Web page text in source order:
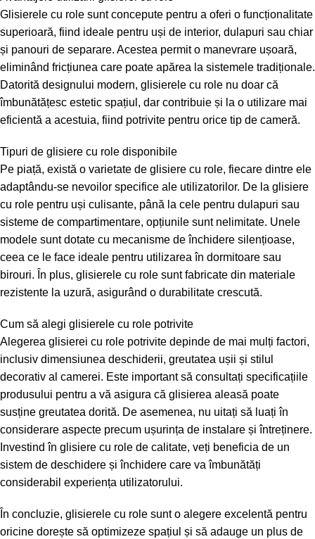
Glisierele cu role sunt concepute pentru a oferi o funcționalitate
superioară, fiind ideale pentru uși de interior, dulapuri sau chiar
și panouri de separare. Acestea permit o manevrare ușoară,
eliminând fricțiunea care poate apărea la sistemele tradiționale.
Datorită designului modern, glisierele cu role nu doar că
îmbunătățesc estetic spațiul, dar contribuie și la o utilizare mai
eficientă a acestuia, fiind potrivite pentru orice tip de cameră.
Tipuri de glisiere cu role disponibile
Pe piață, există o varietate de glisiere cu role, fiecare dintre ele
adaptându-se nevoilor specifice ale utilizatorilor. De la glisiere
cu role pentru uși culisante, până la cele pentru dulapuri sau
sisteme de compartimentare, opțiunile sunt nelimitate. Unele
modele sunt dotate cu mecanisme de închidere silențioase,
ceea ce le face ideale pentru utilizarea în dormitoare sau
birouri. În plus, glisierele cu role sunt fabricate din materiale
rezistente la uzură, asigurând o durabilitate crescută.
Cum să alegi glisierele cu role potrivite
Alegerea glisierei cu role potrivite depinde de mai mulți factori,
inclusiv dimensiunea deschiderii, greutatea ușii și stilul
decorativ al camerei. Este important să consultați specificațiile
produsului pentru a vă asigura că glisierea aleasă poate
susține greutatea dorită. De asemenea, nu uitați să luați în
considerare aspecte precum ușurința de instalare și întreținere.
Investind în glisiere cu role de calitate, veți beneficia de un
sistem de deschidere și închidere care va îmbunătăți
considerabil experiența utilizatorului.
În concluzie, glisierele cu role sunt o alegere excelentă pentru
oricine dorește să optimizeze spațiul și să adauge un plus de